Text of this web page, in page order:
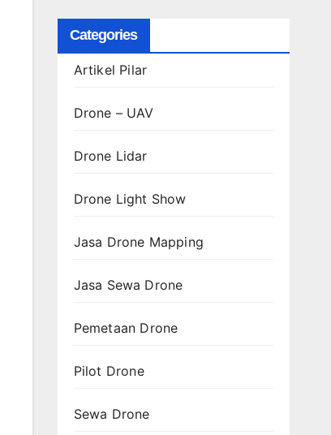
Categories
Artikel Pilar
Drone – UAV
Drone Lidar
Drone Light Show
Jasa Drone Mapping
Jasa Sewa Drone
Pemetaan Drone
Pilot Drone
Sewa Drone